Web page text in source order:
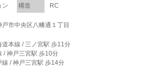
ン 構造 RC
戸市中央区八幡通１丁目
道本線 / 三ノ宮駅 歩11分
/ 神戸三宮駅 歩10分
線 / 神戸三宮駅 歩14分